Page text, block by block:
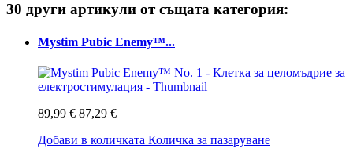
30 други артикули от същата категория:
Mystim Pubic Enemy™...
89,99 € 87,29 €
Добави в количката Количка за пазаруване